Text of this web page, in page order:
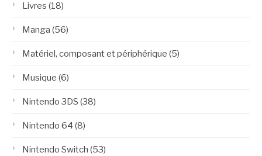
Livres (18)
Manga (56)
Matériel, composant et périphérique (5)
Musique (6)
Nintendo 3DS (38)
Nintendo 64 (8)
Nintendo Switch (53)